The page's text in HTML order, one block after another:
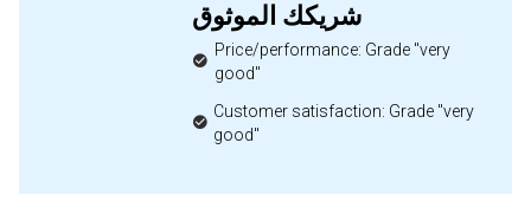
شريكك الموثوق
Price/performance: Grade "very
good"
Customer satisfaction: Grade "very
good"